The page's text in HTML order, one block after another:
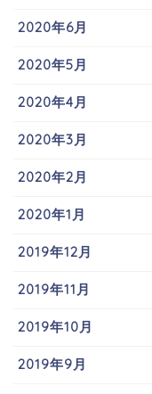
2020年6月
2020年5月
2020年4月
2020年3月
2020年2月
2020年1月
2019年12月
2019年11月
2019年10月
2019年9月